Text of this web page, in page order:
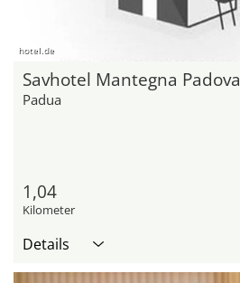
hotel.de
Savhotel Mantegna Padova
Padua
1,04
Kilometer
Details